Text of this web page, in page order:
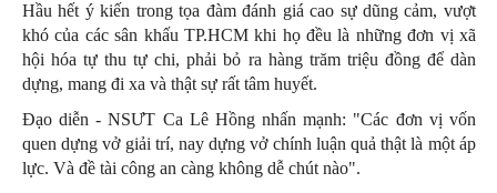
Hầu hết ý kiến trong tọa đàm đánh giá cao sự dũng cảm, vượt
khó của các sân khấu TP.HCM khi họ đều là những đơn vị xã
hội hóa tự thu tự chi, phải bỏ ra hàng trăm triệu đồng để dàn
dựng, mang đi xa và thật sự rất tâm huyết.
Đạo diễn - NSƯT Ca Lê Hồng nhấn mạnh: "Các đơn vị vốn
quen dựng vở giải trí, nay dựng vở chính luận quả thật là một áp
lực. Và đề tài công an càng không dễ chút nào".